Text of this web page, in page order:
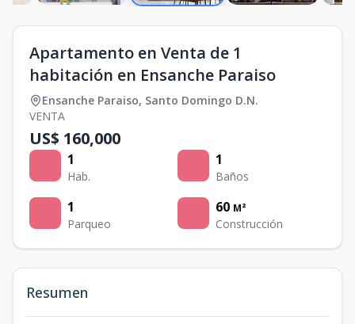
Apartamento en Venta de 1
habitación en Ensanche Paraiso
Ensanche Paraiso, Santo Domingo D.N.
VENTA
US$ 160,000
1
Hab.
1
Baños
1
Parqueo
60 M²
Construcción
Resumen